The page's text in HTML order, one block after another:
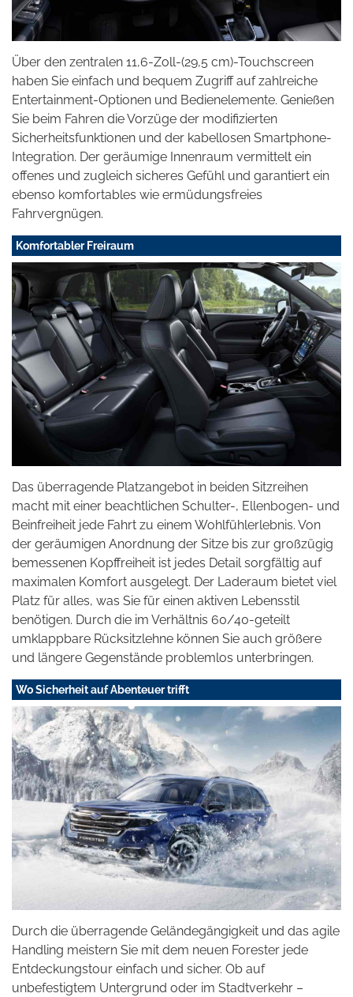
Über den zentralen 11,6-Zoll-(29,5 cm)-Touchscreen
haben Sie einfach und bequem Zugriff auf zahlreiche
Entertainment-Optionen und Bedienelemente. Genießen
Sie beim Fahren die Vorzüge der modifizierten
Sicherheitsfunktionen und der kabellosen Smartphone-
Integration. Der geräumige Innenraum vermittelt ein
offenes und zugleich sicheres Gefühl und garantiert ein
ebenso komfortables wie ermüdungsfreies
Fahrvergnügen.
Komfortabler Freiraum
Das überragende Platzangebot in beiden Sitzreihen
macht mit einer beachtlichen Schulter-, Ellenbogen- und
Beinfreiheit jede Fahrt zu einem Wohlfühlerlebnis. Von
der geräumigen Anordnung der Sitze bis zur großzügig
bemessenen Kopffreiheit ist jedes Detail sorgfältig auf
maximalen Komfort ausgelegt. Der Laderaum bietet viel
Platz für alles, was Sie für einen aktiven Lebensstil
benötigen. Durch die im Verhältnis 60/40-geteilt
umklappbare Rücksitzlehne können Sie auch größere
und längere Gegenstände problemlos unterbringen.
Wo Sicherheit auf Abenteuer trifft
Durch die überragende Geländegängigkeit und das agile
Handling meistern Sie mit dem neuen Forester jede
Entdeckungstour einfach und sicher. Ob auf
unbefestigtem Untergrund oder im Stadtverkehr –